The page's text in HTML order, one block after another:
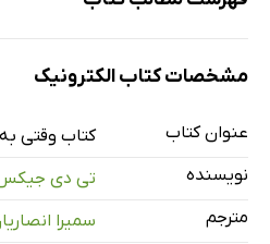
فصل دوم: خدایتان کیست؟
فصل چهارم: قدرت ستایش و
فصل پنجم: شناخت و صمیمیت در
مشخصات کتاب الکترونیک
عنوان کتاب
کتاب وقتی
نویسنده
تی دی
مترجم
سمیرا